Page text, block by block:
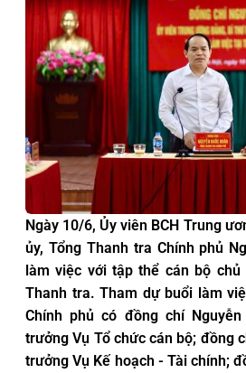
Ngày 10/6, Ủy viên BCH Trung
ủy, Tổng Thanh tra Chính phủ
làm việc với tập thể cán bộ chủ
Thanh tra. Tham dự buổi làm
Chính phủ có đồng chí
trưởng Vụ Tổ chức cán bộ; đồng
trưởng Vụ Kế hoạch - Tài chính;